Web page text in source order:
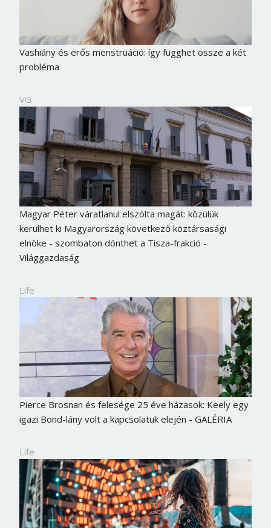
Vashiány és erős menstruáció: így függhet össze a két
probléma
VG
Magyar Péter váratlanul elszólta magát: közülük
kerülhet ki Magyarország következő köztársasági
elnöke - szombaton dönthet a Tisza-frakció -
Világgazdaság
Life
Pierce Brosnan és felesége 25 éve házasok: Keely egy
igazi Bond-lány volt a kapcsolatuk elején - GALÉRIA
Life